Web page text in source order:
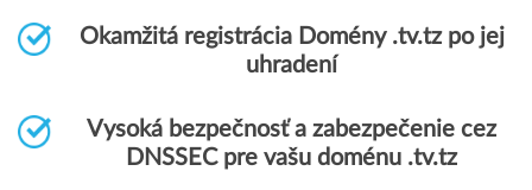
Okamžitá registrácia Domény .tv.tz po jej
uhradení
Vysoká bezpečnosť a zabezpečenie cez
DNSSEC pre vašu doménu .tv.tz